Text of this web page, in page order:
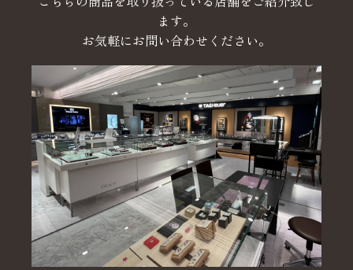
ます。
お気軽にお問い合わせください。